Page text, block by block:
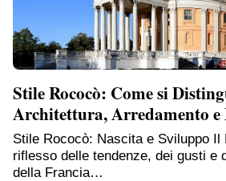
Stile Rococò: Come si
Architettura, Arredamento
Stile Rococò: Nascita e Sviluppo Il
riflesso delle tendenze, dei gusti e
della Francia…